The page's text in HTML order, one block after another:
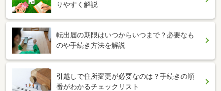
りやすく解説
転出届の期限はいつからいつまで？必要なも
のや手続き方法を解説
引越しで住所変更が必要なのは？手続きの順
番がわかるチェックリスト